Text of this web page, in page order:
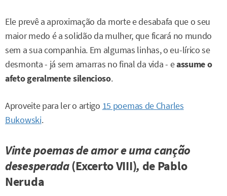
Ele prevê a aproximação da morte e desabafa que o seu
maior medo é a solidão da mulher, que ficará no mundo
sem a sua companhia. Em algumas linhas, o eu-lírico se
desmonta - já sem amarras no final da vida - eassume o
afeto geralmente silencioso.
Aproveite para ler o artigo 15 poemas de Charles
Bukowski.
Vinte poemas de amor e uma canção
desesperada(Excerto VIII), de Pablo
Neruda